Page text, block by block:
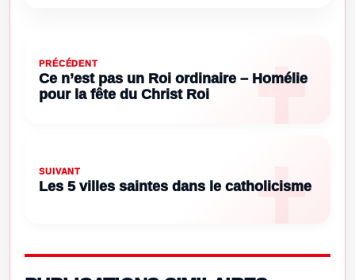
PRÉCÉDENT
Ce n’est pas un Roi ordinaire – Homélie
pour la fête du Christ Roi
SUIVANT
Les 5 villes saintes dans le catholicisme